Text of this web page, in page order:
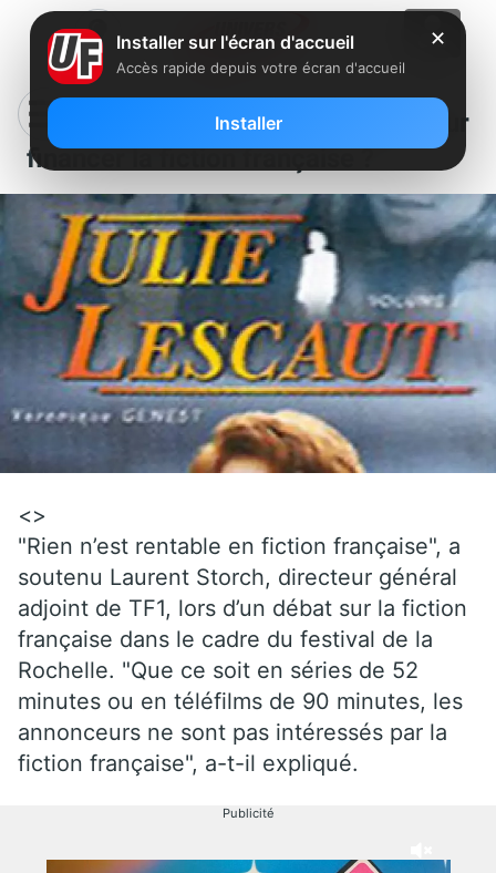
Une nouvelle taxe sur les FAI pour
financer la fiction française ?
<>
"Rien n’est rentable en fiction française", a
soutenu Laurent Storch, directeur général
adjoint de TF1, lors d’un débat sur la fiction
française dans le cadre du festival de la
Rochelle. "Que ce soit en séries de 52
minutes ou en téléfilms de 90 minutes, les
annonceurs ne sont pas intéressés par la
fiction française", a-t-il expliqué.
Publicité
✕
Installer sur l'écran d'accueil
Accès rapide depuis votre écran d'accueil
Installer